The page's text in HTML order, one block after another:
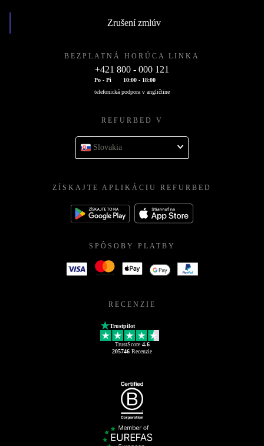
Zrušení zmlúv
BEZPLATNÁ HORÚCA LINKA
+421 800 - 000 121
Po - Pi
10:00 - 18:00
telefonická podpora v angličtine
REFURBED V
Slovakia
ZÍSKAJTE APLIKÁCIU REFURBED
SPÔSOBY PLATBY
RECENZIE
Trustpilot
TrustScore 4.6
205746 Recenzie